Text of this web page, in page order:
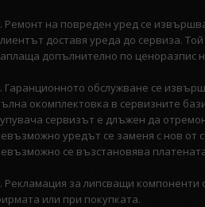
Ремонт на повреден уред се
доставя уреда до сервиза.
допълнително по ценоразпис
Гаранционното обслужване се
окомплектовка в сервизните
сервизът е длъжен да
уредът се заменя с нов от
се възстановява
Рекламация за липсващи
или при покупката.